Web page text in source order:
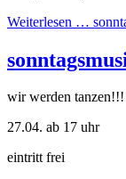
Weiterlesen …
wir werden tanzen!!!
27.04. ab 17 uhr
eintritt frei